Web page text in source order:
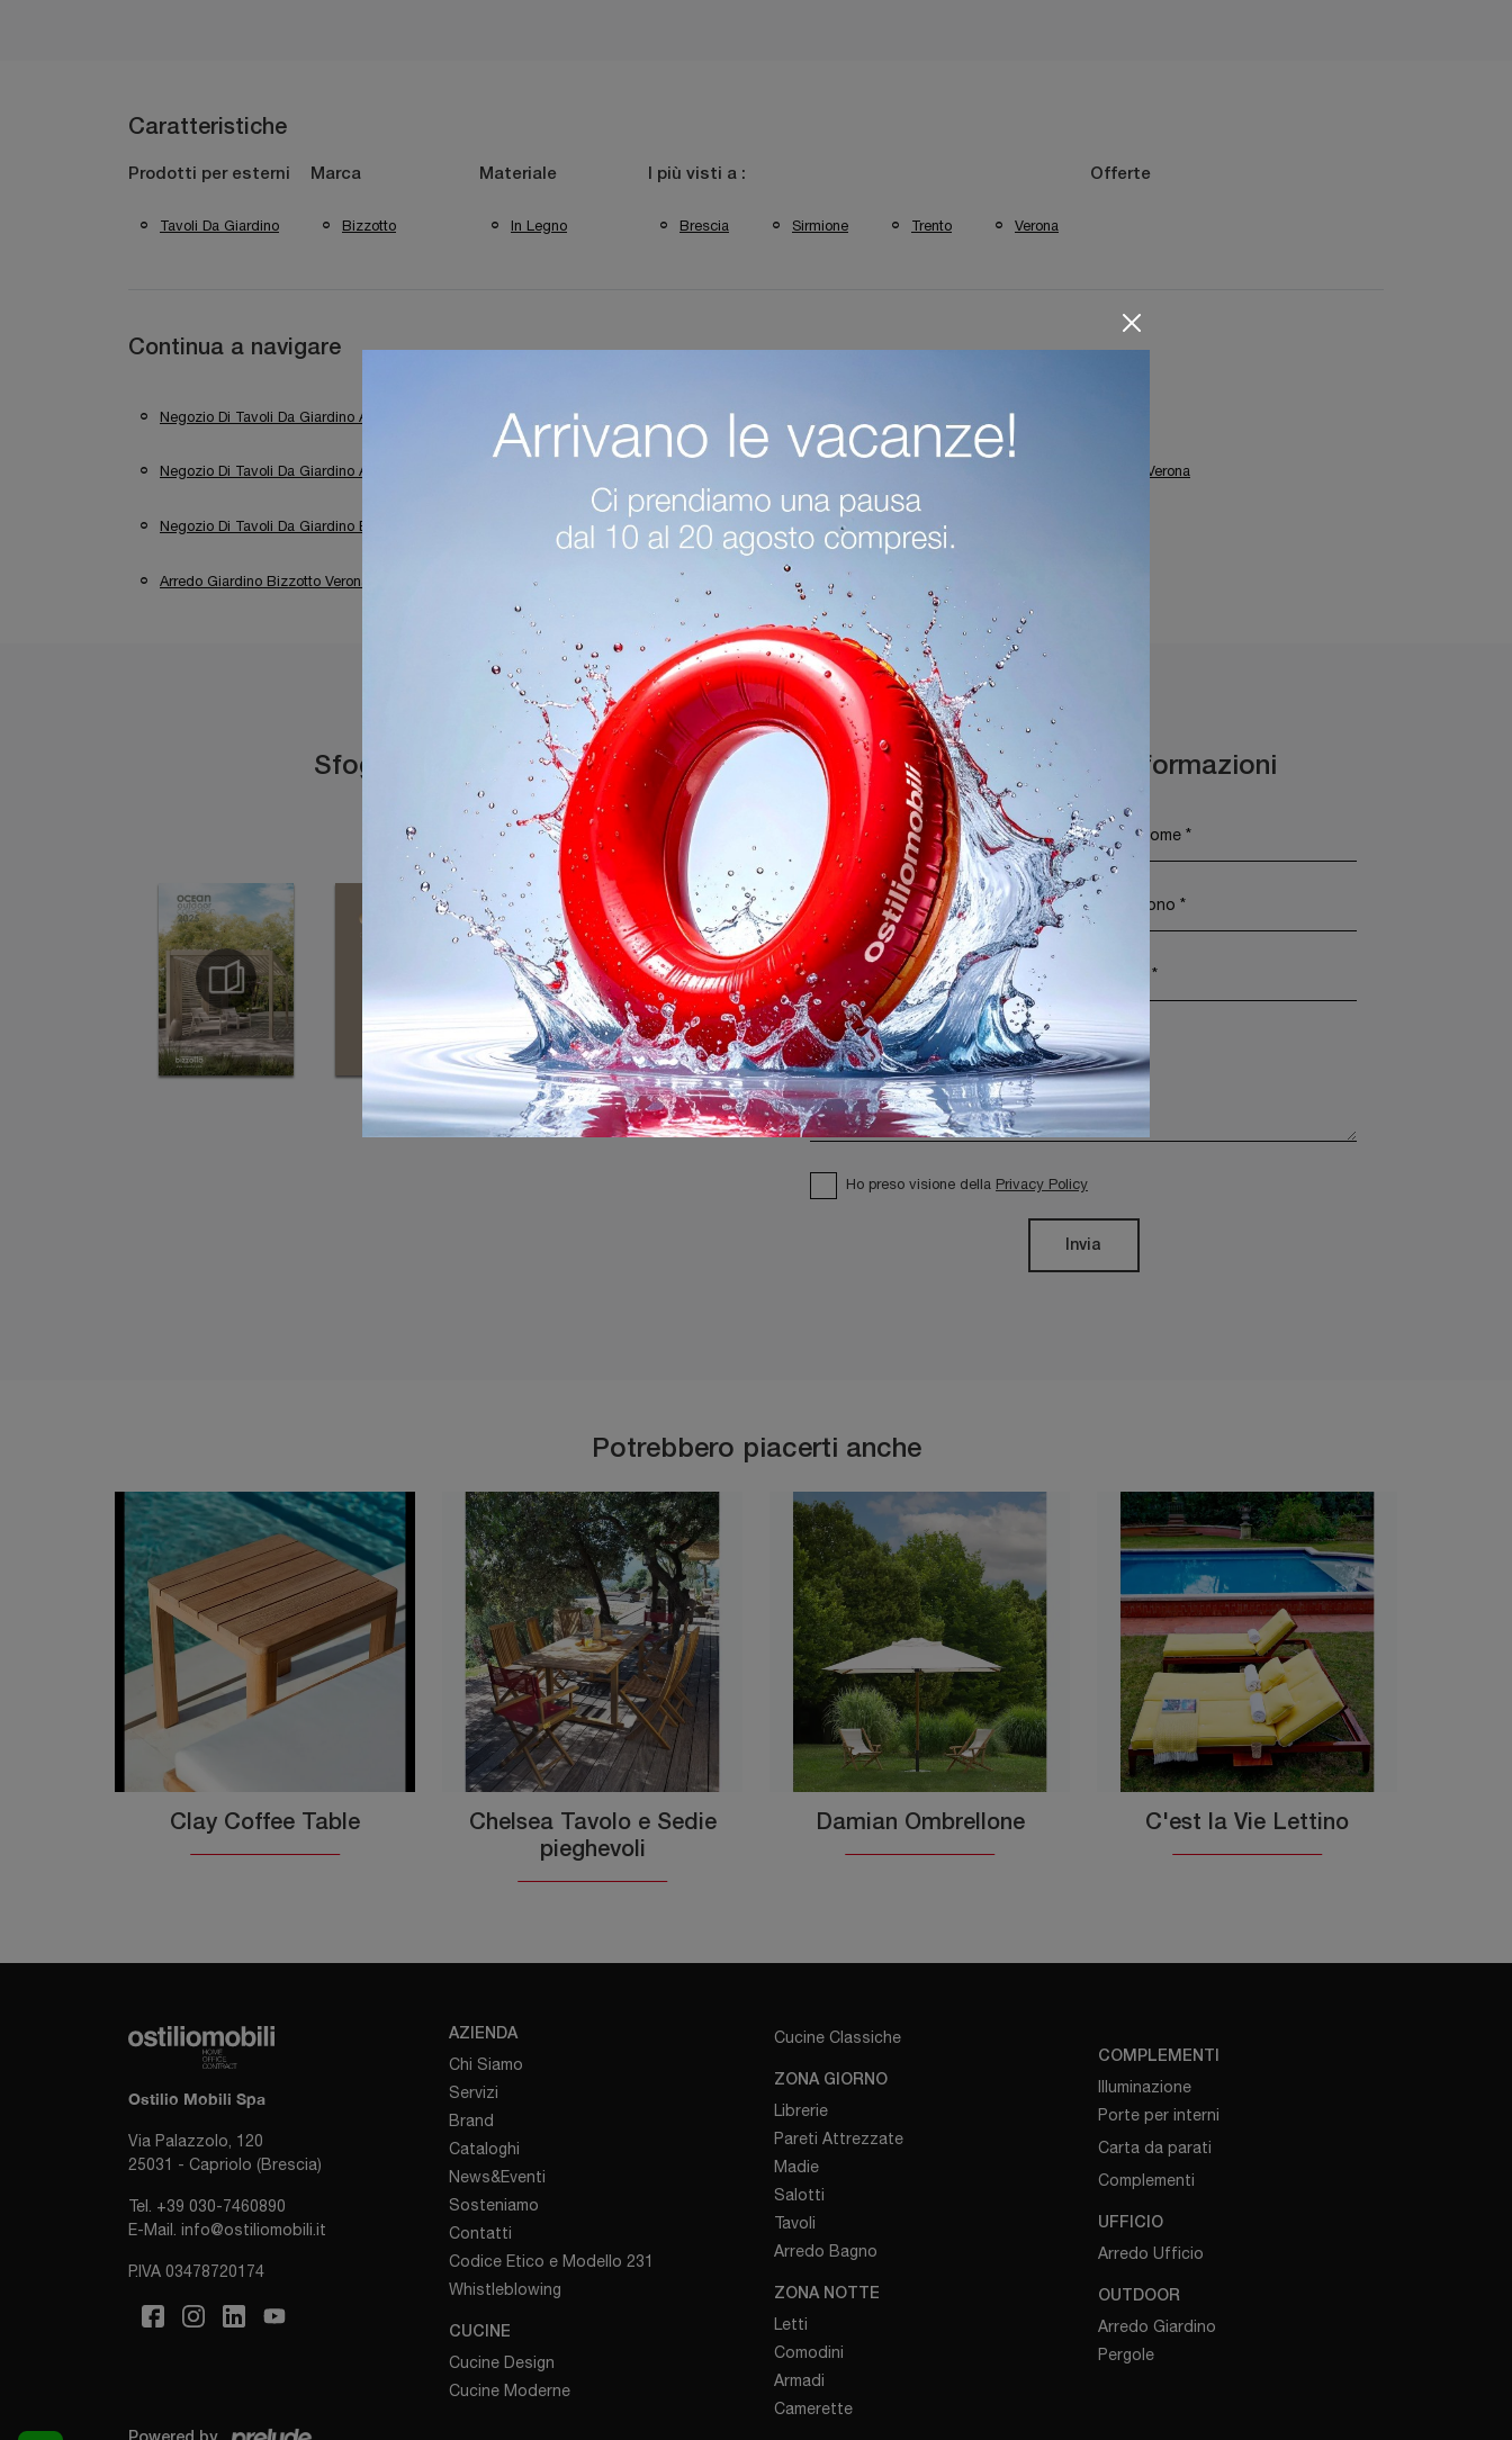
Caratteristiche
Prodotti per esterni
Tavoli Da Giardino
Marca
Bizzotto
Materiale
In Legno
I più visti a :
Brescia Sirmione Trento Verona
Offerte
Continua a navigare
Negozio Di Tavoli Da Giardino A Brescia Negozio Di Tavoli Da Giardino A Verona Negozio Di Tavoli Da Giardino A Trento
Negozio Di Tavoli Da Giardino A Sirmione Negozio Di Tavoli Da Giardino Bizzotto A Verona
Negozio Di Tavoli Da Giardino Bizzotto A Trento Negozio Di Tavoli Da Giardino Bizzotto A Sirmione Arredo Giardino Bizzotto Brescia
Arredo Giardino Bizzotto Verona Arredo Giardino Bizzotto Trento Arredo Giardino Bizzotto Sirmione
Sfoglia i cataloghi Richiedi Maggiori Informazioni
Ho preso visione della Privacy Policy
Invia
Potrebbero piacerti anche
Clay Coffee Table
Chelsea Tavolo e Sedie
pieghevoli
Damian Ombrellone C'est la Vie Lettino
Ostilio Mobili Spa
Via Palazzolo, 120
25031 - Capriolo (Brescia)
Tel. +39 030-7460890
E-Mail. info@ostiliomobili.it
P.IVA 03478720174
AZIENDA
Chi Siamo
Servizi
Brand
Cataloghi
News&Eventi
Sosteniamo
Contatti
Codice Etico e Modello 231
Whistleblowing
CUCINE
Cucine Design
Cucine Moderne
Cucine Classiche
ZONA GIORNO
Librerie
Pareti Attrezzate
Madie
Salotti
Tavoli
Arredo Bagno
ZONA NOTTE
Letti
Comodini
Armadi
Camerette
COMPLEMENTI
Illuminazione
Porte per interni
Carta da parati
Complementi
UFFICIO
Arredo Ufficio
OUTDOOR
Arredo Giardino
Pergole